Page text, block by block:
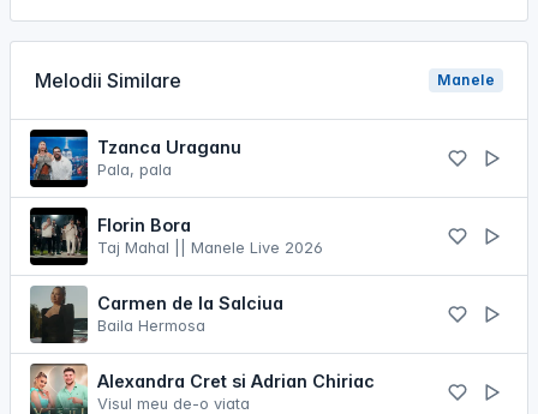
Melodii Similare Manele
Tzanca Uraganu
Pala, pala
Florin Bora
Taj Mahal || Manele Live 2026
Carmen de la Salciua
Baila Hermosa
Alexandra Cret si Adrian Chiriac
Visul meu de-o viata